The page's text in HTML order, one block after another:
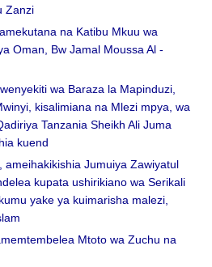
Zanzi
na Katibu Mkuu wa
Oman, Bw Jamal Moussa Al -
wa Baraza la Mapinduzi,
kisalimiana na Mlezi mpya, wa
Tanzania Sheikh Ali Juma
kuend
ameihakikishia Jumuiya Zawiyatul
kupata ushirikiano wa Serikali
yake ya kuimarisha malezi,
Mtoto wa Zuchu na